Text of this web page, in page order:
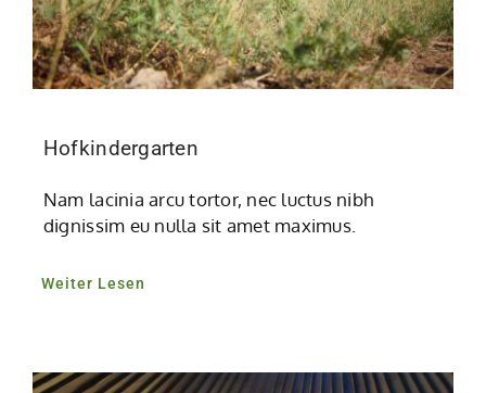
Hofkindergarten
Nam lacinia arcu tortor, nec luctus nibh
dignissim eu nulla sit amet maximus.
Weiter Lesen